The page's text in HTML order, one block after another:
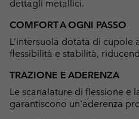
dettagli metallici.
COMFORT A OGNI PASSO
L’intersuola dotata di cupole
flessibilità e stabilità,
TRAZIONE E ADERENZA
Le scanalature di flessione e
garantiscono un'aderenza